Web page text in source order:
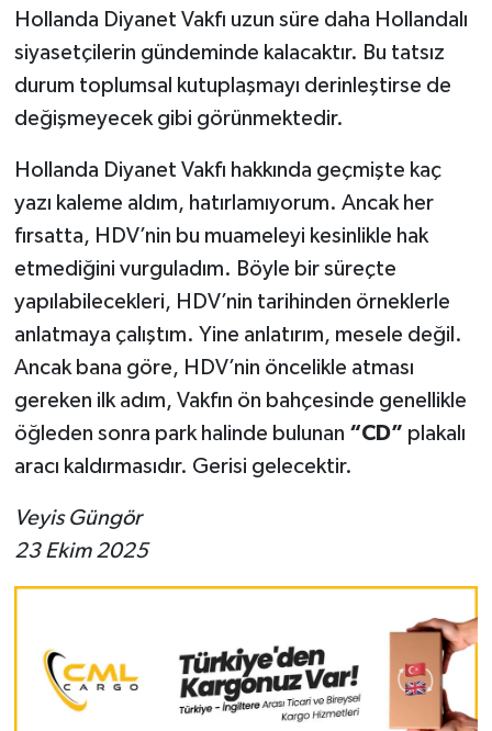
Hollanda Diyanet Vakfı uzun süre daha Hollandalı
siyasetçilerin gündeminde kalacaktır. Bu tatsız
durum toplumsal kutuplaşmayı derinleştirse de
değişmeyecek gibi görünmektedir.
Hollanda Diyanet Vakfı hakkında geçmişte kaç
yazı kaleme aldım, hatırlamıyorum. Ancak her
fırsatta, HDV’nin bu muameleyi kesinlikle hak
etmediğini vurguladım. Böyle bir süreçte
yapılabilecekleri, HDV’nin tarihinden örneklerle
anlatmaya çalıştım. Yine anlatırım, mesele değil.
Ancak bana göre, HDV’nin öncelikle atması
gereken ilk adım, Vakfın ön bahçesinde genellikle
öğleden sonra park halinde bulunan “CD” plakalı
aracı kaldırmasıdır. Gerisi gelecektir.
Veyis Güngör
23 Ekim 2025